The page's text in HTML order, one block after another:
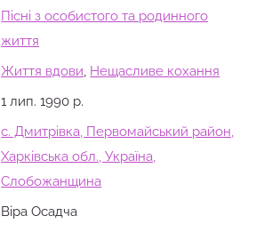
Пісні з особистого та родинного
життя
Життя вдови Нещасливе кохання
1 лип. 1990 р.
с. Дмитрівка, Первомайський район,
Харківська обл., Україна,
Слобожанщина
Віра Осадча